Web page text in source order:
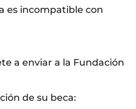
es incompatible con
a enviar a la Fundación
de su beca: